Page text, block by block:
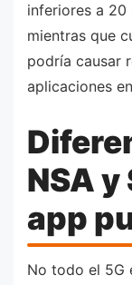
inferiores a 20
mientras que
podría causar
aplicaciones
NSA y
app
No todo el 5G